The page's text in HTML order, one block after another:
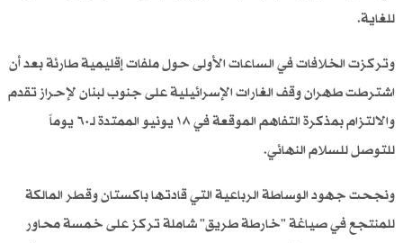
للغاية.
وتركزت الخلافات في الساعات الأولى حول ملفات إقليمية طارئة بعد أن
اشترطت طهران وقف الغارات الإسرائيلية على جنوب لبنان لإحراز تقدم
والالتزام بمذكرة التفاهم الموقعة في ١٨ يونيو الممتدة لـ٦٠ يوماً
للتوصل للسلام النهائي.
ونجحت جهود الوساطة الرباعية التي قادتها باكستان وقطر المالكة
للمنتجع في صياغة "خارطة طريق" شاملة تركز على خمسة محاور